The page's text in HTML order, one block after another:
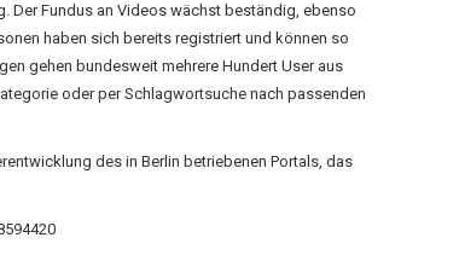
Der Fundus an Videos wächst beständig, ebenso
haben sich bereits registriert und können so
gehen bundesweit mehrere Hundert User aus
oder per Schlagwortsuche nach passenden
des in Berlin betriebenen Portals, das